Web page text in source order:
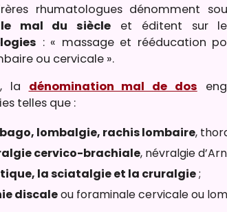
rhumatologues dénomment
mal du siècle et éditent sur
: « massage et rééducation
ou cervicale ».
la dénomination mal de dos
telles que :
lombalgie, rachis lombaire,
cervico-brachiale, névralgie
la sciatalgieet la cruralgie;
discaleou foraminale cervicale ou